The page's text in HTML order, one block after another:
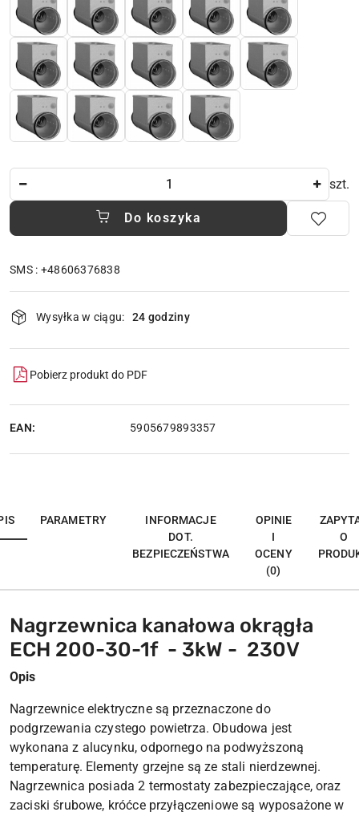
szt.
Do koszyka
SMS : +48606376838
i
dostawa
Wysyłka w ciągu: 24 godziny
Pobierz produkt do PDF
EAN: 5905679893357
PARAMETRY
INFORMACJE
DOT.
BEZPIECZEŃSTWA
OPINIE
I
OCENY
(0)
O
Nagrzewnica kanałowa okrągła
ECH 200-30-1f - 3kW - 230V
Opis
Nagrzewnice elektryczne są przeznaczone do
podgrzewania czystego powietrza. Obudowa jest
wykonana z alucynku, odpornego na podwyższoną
temperaturę. Elementy grzejne są ze stali nierdzewnej.
Nagrzewnica posiada 2 termostaty zabezpieczające, oraz
zaciski śrubowe, króćce przyłączeniowe są wyposażone w